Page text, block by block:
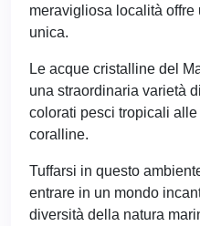
meravigliosa località
unica.
Le acque cristalline del
una straordinaria varietà
colorati pesci tropicali
coralline.
Tuffarsi in questo
entrare in un mondo
diversità della natura